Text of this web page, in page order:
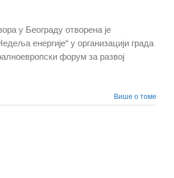
у Београду отворена је
енергије“ у организацији града
форум за развој
Више о томе